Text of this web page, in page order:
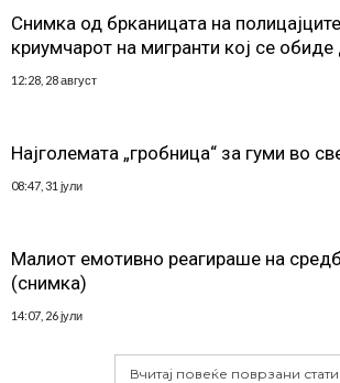
Снимка од брканицата на
криумчарот на мигранти кој се
12:28, 28 август
Најголемата „гробница“ за гуми во
08:47, 31 јули
Малиот емотивно реагираше на
(снимка)
14:07, 26 јули
Вчитај повеќе поврзани